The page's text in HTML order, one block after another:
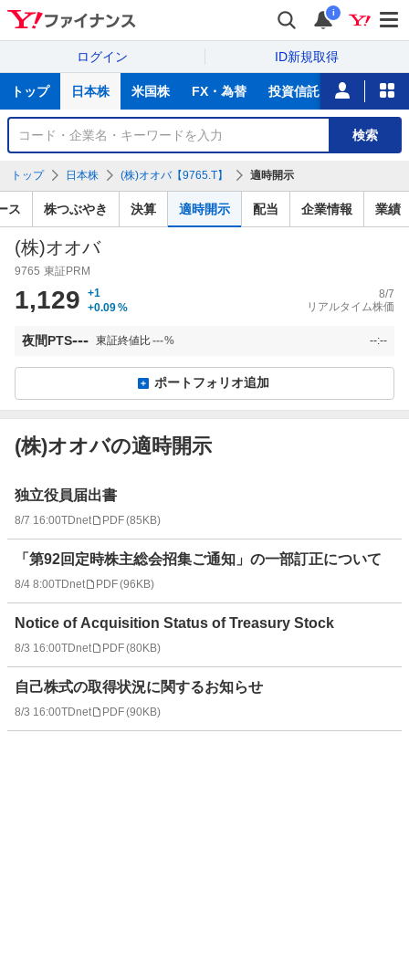
i
ログイン ID新規取得
サ
トップ 日本株 米国株 FX・為替 投資信託 ニュース
銘
検
索
検索
トップ 日本株 (株)オオバ【9765.T】 適時開示
ス 株つぶやき 決算 適時開示 配当 企業情報 業績
(株)オオバ
9765 東証PRM
1,129
+1
+0.09%
8/7
リアルタイム株価
夜間PTS--- 東証終値比---% --:--
ポートフォリオ追加
(株)オオバの適時開示
示
一
独立役員届出書
8/7 16:00TDnet PDF(85KB)
「第92回定時株主総会招集ご通知」の一部訂正について
8/4 8:00TDnet PDF(96KB)
Notice of Acquisition Status of Treasury Stock
8/3 16:00TDnet PDF(80KB)
自己株式の取得状況に関するお知らせ
8/3 16:00TDnet PDF(90KB)